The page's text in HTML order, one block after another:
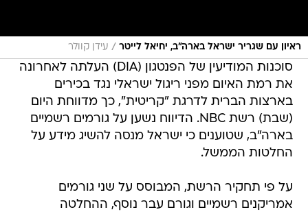
ראיון עם שגריר ישראל בארה"ב, יחיאל לייטר / עידן קוולר
סוכנות המודיעין של הפנטגון (DIA) העלתה לאחרונה
את רמת האיום מפני ריגול ישראלי נגד בכירים
בארצות הברית לדרגת "קריטית", כך מדווחת היום
(שבת) רשת NBC. הדיווח נשען על גורמים רשמיים
בארה"ב, שטוענים כי ישראל מנסה להשיג מידע על
החלטות הממשל.
על פי תחקיר הרשת, המבוסס על שני גורמים
אמריקנים רשמיים וגורם עבר נוסף, ההחלטה